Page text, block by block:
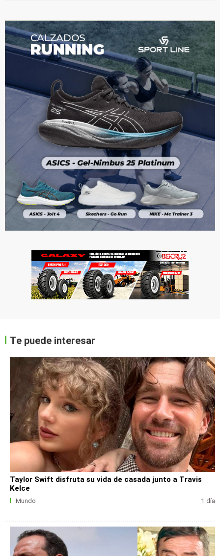
Te puede interesar
Taylor Swift disfruta su vida de casada junto a Travis
Kelce
Mundo 1 día